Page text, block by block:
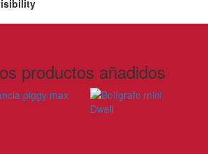
productos añadidos